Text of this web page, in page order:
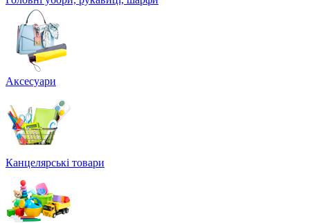
Аксесуари
Канцелярські товари